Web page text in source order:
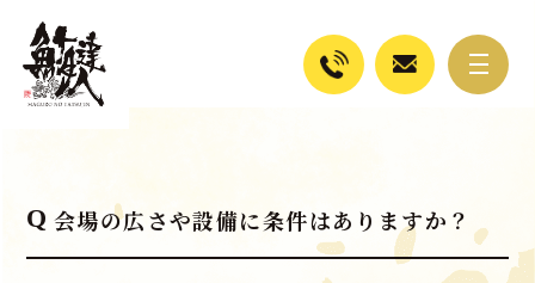
会場の広さや設備に条件はありますか？